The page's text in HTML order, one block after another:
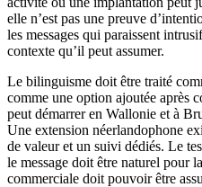
elle n’est pas une preuve
les messages qui paraissent
contexte qu’il peut assumer.
Le bilinguisme doit être traité
comme une option ajoutée après
peut démarrer en Wallonie et à
Une extension néerlandophone
de valeur et un suivi dédiés. Le
le message doit être naturel pour
commerciale doit pouvoir être